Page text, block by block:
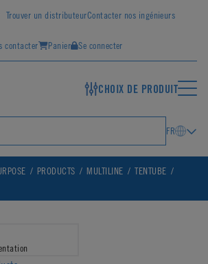
Trouver un distributeurContacter nos ingénieurs
contacter Panier Se connecter
CHOIX DE PRODUIT
FR
PRODUCTS MULTILINE
TENTUBE